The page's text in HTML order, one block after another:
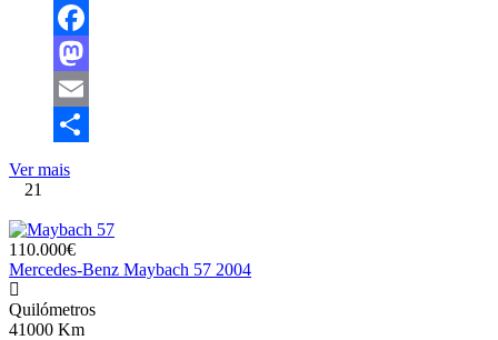
Facebook
Mastodon
Email
Share
Ver mais
21
110.000€
Mercedes-Benz Maybach 57 2004
Quilómetros
41000 Km